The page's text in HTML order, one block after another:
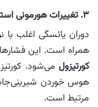
۳. تغییرات هورمونی استرس (کورتیزول)
دوران یائسگی اغلب با
همراه است. این
کورتیزول می‌شود.
هوس خوردن
مرتبط است.